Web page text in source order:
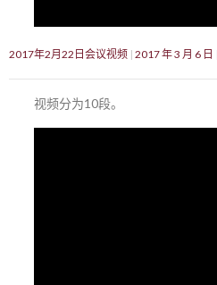
2017年2月22日会议视频 2017 年 3 月 6 日
视频分为10段。